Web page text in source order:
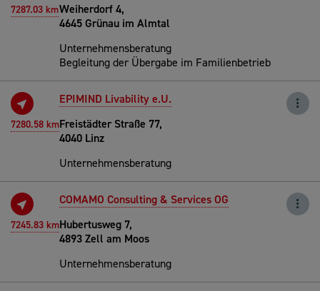
7287.03 kmWeiherdorf 4,
4645 Grünau im Almtal
Unternehmensberatung
Begleitung der Übergabe im Familienbetrieb
7280.58 km
EPIMIND Livability e.U.
Freistädter Straße 77,
4040 Linz
Unternehmensberatung
7245.83 km
COMAMO Consulting & Services OG
Hubertusweg 7,
4893 Zell am Moos
Unternehmensberatung